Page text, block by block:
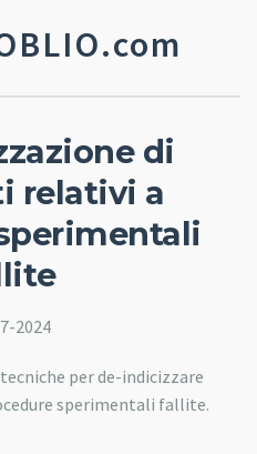
di
relativi a
2024
per de-indicizzare
sperimentali fallite.